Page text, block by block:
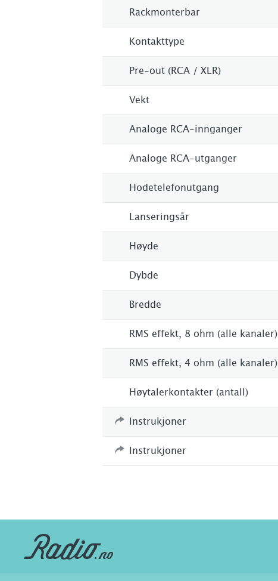
Rackmonterbar
Kontakttype
Pre-out (RCA / XLR)
Vekt
Analoge RCA-innganger
Analoge RCA-utganger
Hodetelefonutgang
Lanseringsår
Høyde
Dybde
Bredde
RMS effekt, 8 ohm (alle kanaler)
RMS effekt, 4 ohm (alle kanaler)
Høytalerkontakter (antall)
Instrukjoner
Instrukjoner